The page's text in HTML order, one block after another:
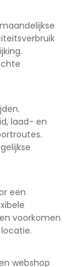
laad- en
een
voorkomen
webshop